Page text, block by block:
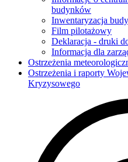
budynków
Inwentaryzacja
Film pilotażowy
Deklaracja - druki
Informacja dla
Ostrzeżenia
Ostrzeżenia i raporty
Kryzysowego